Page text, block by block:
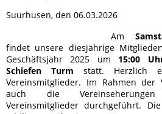
Suurhusen, den 06.03.2026
Am
findet unsere diesjährige
Geschäftsjahr 2025 um 15:00
Schiefen Turm statt. Herzlich
Vereinsmitglieder. Im Rahmen der
auch die
Vereinsmitglieder durchgeführt.